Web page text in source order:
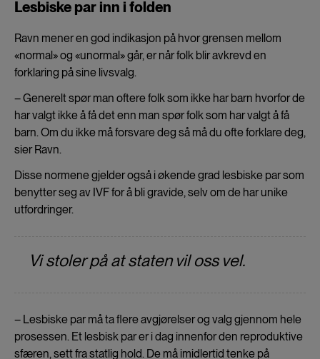
Lesbiske par inn i folden
Ravn mener en god indikasjon på hvor grensen mellom
«normal» og «unormal» går, er når folk blir avkrevd en
forklaring på sine livsvalg.
– Generelt spør man oftere folk som ikke har barn hvorfor de
har valgt ikke å få det enn man spør folk som har valgt å få
barn. Om du ikke må forsvare deg så må du ofte forklare deg,
sier Ravn.
Disse normene gjelder også i økende grad lesbiske par som
benytter seg av IVF for å bli gravide, selv om de har unike
utfordringer.
Vi stoler på at staten vil oss vel.
– Lesbiske par må ta flere avgjørelser og valg gjennom hele
prosessen. Et lesbisk par er i dag innenfor den reproduktive
sfæren, sett fra statlig hold. De må imidlertid tenke på